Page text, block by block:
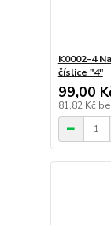
K0002-4
číslice "4"
99,00
81,82 Kč